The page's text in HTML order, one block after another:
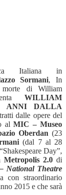
Italiana in
Sormani, In
morte di William
WILLIAM
ANNI DALLA
dalle opere del
alMIC – Museo
Oberdan (23
(dal 7 al 28
Day”,
Metropolis 2.0di
National Theatre
con straordinario
2015 e che sarà